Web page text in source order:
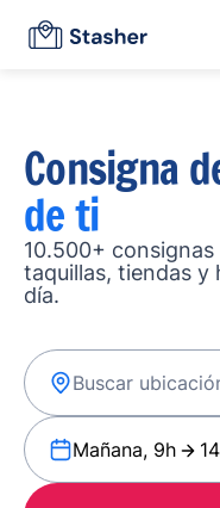
Consigna
de ti
10.500+
taquillas, tiendas y
día.
Mañana, 9h